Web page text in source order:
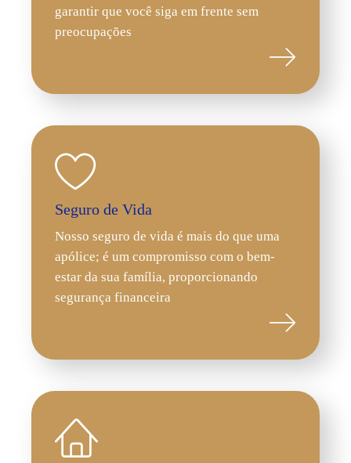
garantir que você siga em frente sem
preocupações
Seguro de Vida
Nosso seguro de vida é mais do que uma
apólice; é um compromisso com o bem-
estar da sua família, proporcionando
segurança financeira